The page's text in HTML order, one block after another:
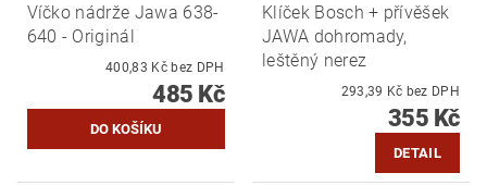
Víčko nádrže Jawa 638-
640 - Originál
400,83 Kč bez DPH
485 Kč
Klíček Bosch + přívěšek
JAWA dohromady,
leštěný nerez
293,39 Kč bez DPH
355 Kč
DETAIL